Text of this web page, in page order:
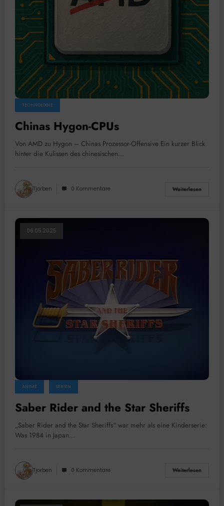
TECHNOLOGIE
Chinas Hygon-CPUs
Von AMD zu Hygon – Chinas Prozessor-Offensive Ein kurzer Blick
hinter die Kulissen des chinesischen…
Tjorben 0 Kommentare Weiterlesen
06.05.2025
ANIME SERIEN
Saber Rider and the Star Sheriffs
„Saber Rider and the Star Sheriffs“ war mehr als eine Kinderserie:
Was 1984 in Japan…
Tjorben 0 Kommentare Weiterlesen